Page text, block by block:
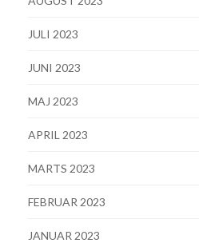
JULI 2023
JUNI 2023
MAJ 2023
APRIL 2023
MARTS 2023
FEBRUAR 2023
JANUAR 2023